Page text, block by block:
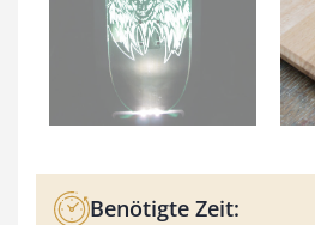
Benötigte Zeit: